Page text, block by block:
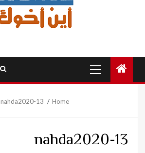
Menu
Home
nahda2020-13
nahda2020-13